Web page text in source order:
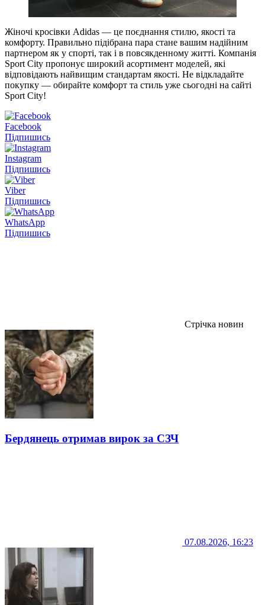
Жіночі кросівки Adidas — це поєднання стилю, якості та
комфорту. Правильно підібрана пара стане вашим надійним
партнером як у спорті, так і в повсякденному житті. Компанія
Sport City пропонує широкий асортимент моделей, які
відповідають найвищим стандартам якості. Не відкладайте
покупку — обирайте комфорт та стиль уже сьогодні на сайті
Sport City!
Facebook
Підпишись
Instagram
Підпишись
Viber
Підпишись
WhatsApp
Підпишись
Стрічка новин
Бердянець отримав вирок за СЗЧ
07.08.2026, 16:23